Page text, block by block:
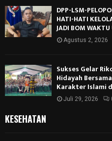
DPP-LSM-
HATI-HATI
JADI BOM
Agustus 2, 2026
Sukses Gelar
Hidayah
Karakter Islami
Juli 29, 2026
KESEHATAN